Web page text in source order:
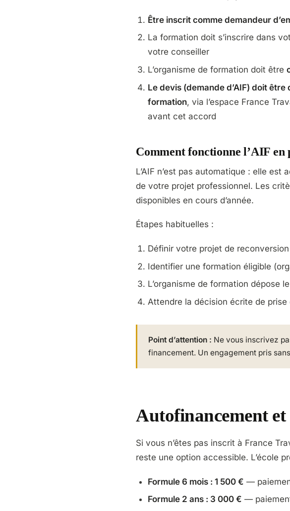
Être inscrit comme demandeur
La formation doit s’inscrire dans
votre conseiller
L’organisme de formation doit être
Le devis (demande d’AIF) doit
formation, via l’espace France
avant cet accord
Comment fonctionne l’AIF en
L’AIF n’est pas automatique : elle est
de votre projet professionnel. Les
disponibles en cours d’année.
Étapes habituelles :
Définir votre projet de
Identifier une formation éligible
L’organisme de formation dépose
Attendre la décision écrite de
Point d’attention : Ne vous inscrivez
financement. Un engagement pris
Autofinancement et
Si vous n’êtes pas inscrit à France
reste une option accessible. L’école
Formule 6 mois : 1 500 € —
Formule 2 ans : 3 000 € —